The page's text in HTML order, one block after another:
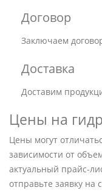
Договор
Заключаем
Доставка
Доставим
Цены на
Цены могут
зависимости от
актуальный прайс-
отправьте заявку на